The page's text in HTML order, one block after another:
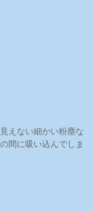
えない細かい粉塵な
間に吸い込んでしま